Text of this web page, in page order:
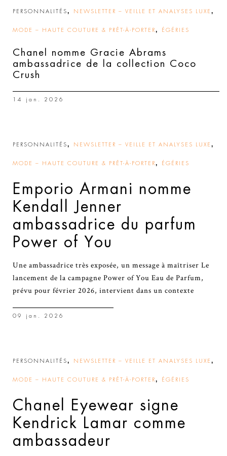
PERSONNALITÉS, NEWSLETTER – VEILLE ET ANALYSES LUXE ,
MODE – HAUTE COUTURE & PRÊT-À-PORTER, ÉGÉRIES
Chanel nomme Gracie Abrams
ambassadrice de la collection Coco
Crush
14 jan. 2026
PERSONNALITÉS, NEWSLETTER – VEILLE ET ANALYSES LUXE ,
MODE – HAUTE COUTURE & PRÊT-À-PORTER, ÉGÉRIES
Emporio Armani nomme
Kendall Jenner
ambassadrice du parfum
Power of You
Une ambassadrice très exposée, un message à maîtriser Le
lancement de la campagne Power of You Eau de Parfum,
prévu pour février 2026, intervient dans un contexte
09 jan. 2026
PERSONNALITÉS, NEWSLETTER – VEILLE ET ANALYSES LUXE ,
MODE – HAUTE COUTURE & PRÊT-À-PORTER, ÉGÉRIES
Chanel Eyewear signe
Kendrick Lamar comme
ambassadeur